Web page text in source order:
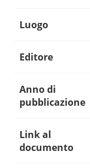
Luogo
Editore
Anno di
pubblicazione
Link al
documento